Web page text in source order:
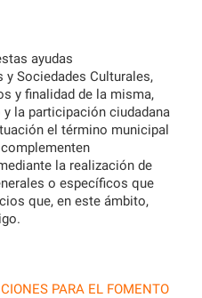
ayudas
Sociedades Culturales,
y finalidad de la misma,
la participación ciudadana
el término municipal
la realización de
o específicos que
que, en este ámbito,
PARA EL FOMENTO